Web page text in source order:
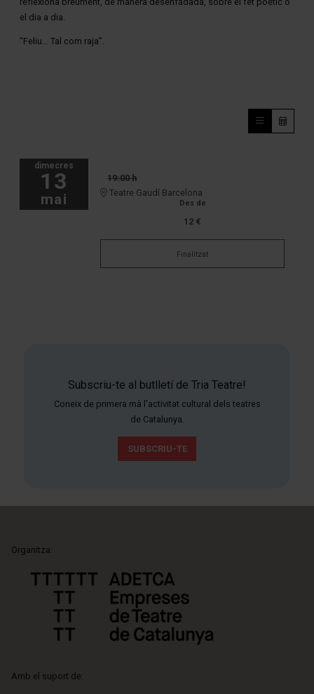
el dia a dia.
“Feliu… Tal com raja”.
dimecres
13
mai
19:00 h
Teatre Gaudí Barcelona
Des de
12 €
Finalitzat
Subscriu-te al butlletí de Tria Teatre!
Coneix de primera mà l'activitat cultural dels teatres
de Catalunya.
SUBSCRIU-TE
Organitza:
Amb el suport de: